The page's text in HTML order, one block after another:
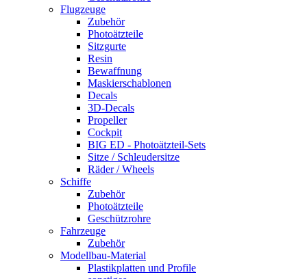
Flugzeuge
Zubehör
Photoätzteile
Sitzgurte
Resin
Bewaffnung
Maskierschablonen
Decals
3D-Decals
Propeller
Cockpit
BIG ED - Photoätzteil-Sets
Sitze / Schleudersitze
Räder / Wheels
Schiffe
Zubehör
Photoätzteile
Geschützrohre
Fahrzeuge
Zubehör
Modellbau-Material
Plastikplatten und Profile